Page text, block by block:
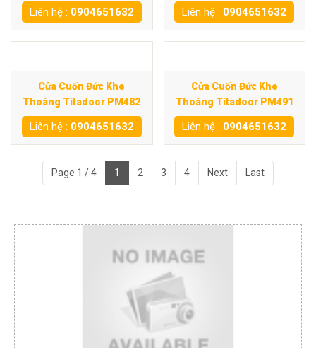
Liên hệ : 0904651632 Liên hệ : 0904651632
Cửa Cuốn Đức Khe
Thoáng Titadoor PM482
Liên hệ : 0904651632
Cửa Cuốn Đức Khe
Thoáng Titadoor PM491
Liên hệ : 0904651632
Page 1 / 4 1 2 3 4 Next Last